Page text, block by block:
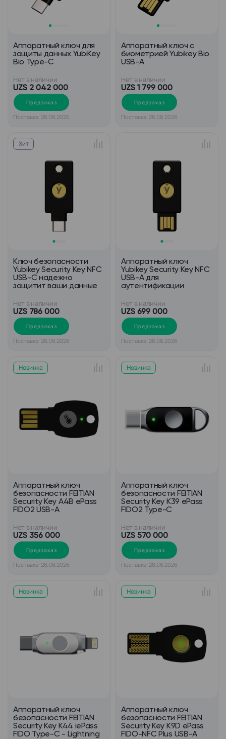
Аппаратный ключ для
защиты данных YubiKey
Bio Type-C
Нет в наличии
UZS 2 042 000
Предзаказ
Поставка: 28.08.2026
Аппаратный ключ с
биометрией Yubikey Bio
USB-A
Нет в наличии
UZS 1 799 000
Предзаказ
Поставка: 28.08.2026
Хит
Ключ безопасности
Yubikey Security Key NFC
USB-C надежно
защитит ваши данные
Нет в наличии
UZS 786 000
Предзаказ
Поставка: 28.08.2026
Аппаратный ключ
Yubikey Security Key NFC
USB-А для
аутентификации
Нет в наличии
UZS 699 000
Предзаказ
Поставка: 28.08.2026
Новинка
Аппаратный ключ
безопасности FEITIAN
Security Key A4B ePass
FIDO2 USB-A
Нет в наличии
UZS 356 000
Предзаказ
Поставка: 28.08.2026
Новинка
Аппаратный ключ
безопасности FEITIAN
Security Key K39 ePass
FIDO2 Type-C
Нет в наличии
UZS 570 000
Предзаказ
Поставка: 28.08.2026
Новинка
Аппаратный ключ
безопасности FEITIAN
Security Key K44 iePass
FIDO Type-C - Lightning
Новинка
Аппаратный ключ
безопасности FEITIAN
Security Key K9D ePass
FIDO-NFC Plus USB-A